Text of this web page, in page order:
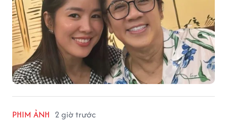
PHIM ẢNH 2 giờ trước